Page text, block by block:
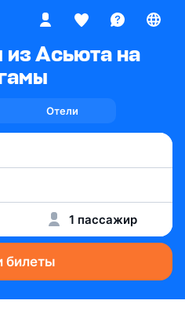
Асьюта на
Отели
1 пассажир
билеты